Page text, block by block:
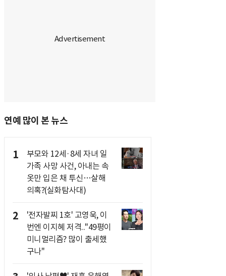
연예 많이 본 뉴스
1
부모와 12세·8세 자녀 일
가족 사망 사건, 아내는 속
옷만 입은 채 투신…살해
의혹?(실화탐사대)
2
'전자발찌 1호' 고영욱, 이
번엔 이지혜 저격.."49평이
미니멀리즘? 많이 출세했
구나"